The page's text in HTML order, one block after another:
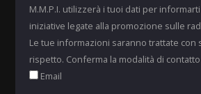
M.M.P.I. utilizzerà i tuoi dati per
iniziative legate alla promozione sulle
Le tue informazioni saranno trattate con
rispetto. Conferma la modalità di
Email